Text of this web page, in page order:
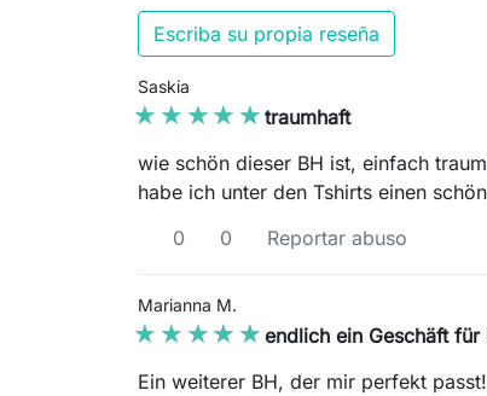
Escriba su propia reseña
Saskia
★★★★★
★★★★★ traumhaft
wie schön dieser BH ist, einfach
habe ich unter den Tshirts einen
0
0 Reportar abuso
Marianna M.
★★★★★
★★★★★ endlich ein Geschäft für
Ein weiterer BH, der mir perfekt